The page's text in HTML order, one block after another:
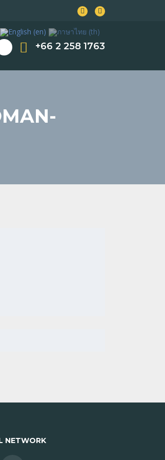
+66 2 258 1763
NETWORK